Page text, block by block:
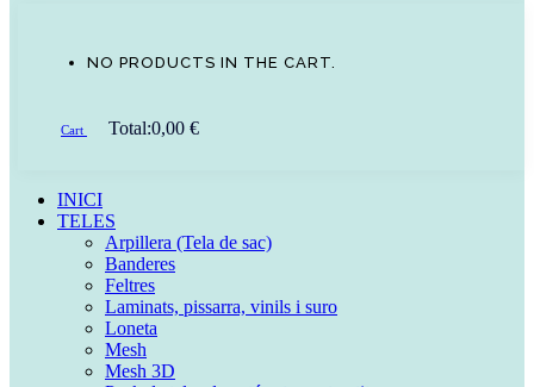
NO PRODUCTS IN THE CART.
Cart Total:0,00 €
INICI
TELES
Arpillera (Tela de sac)
Banderes
Feltres
Laminats, pissarra, vinils i suro
Loneta
Mesh
Mesh 3D